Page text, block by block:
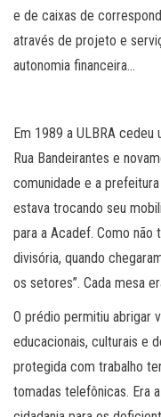
e de caixas de
através de projeto e
autonomia financeira…
Em 1989 a ULBRA cedeu
Rua Bandeirantes e
comunidade e a
estava trocando seu
para a Acadef. Como não
divisória, quando
os setores”. Cada mesa
O prédio permitiu abrigar
educacionais, culturais e
protegida com trabalho
tomadas telefônicas. Era